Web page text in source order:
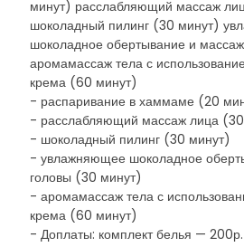
минут) расслабляющий массаж
шоколадный пилинг (30 минут)
шоколадное обертывание и
аромамассаж тела с
крема (60 минут)
- распаривание в хаммаме (20
- расслабляющий массаж лица
- шоколадный пилинг (30 минут)
- увлажняющее шоколадное
головы (30 минут)
- аромамассаж тела с
крема (60 минут)
- Доплаты: комплект белья —